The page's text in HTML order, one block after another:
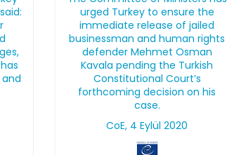
urged Turkey to ensure the
immediate release of jailed
businessman and human rights
defender Mehmet Osman
Kavala pending the Turkish
Constitutional Court’s
forthcoming decision on his
case.
CoE, 4 Eylül 2020